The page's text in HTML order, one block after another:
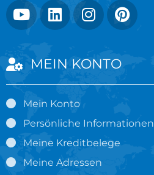
MEIN KONTO
Mein Konto
Persönliche Informationen
Meine Kreditbelege
Meine Adressen